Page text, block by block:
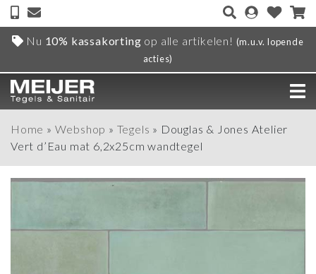
Nu 10% kassakorting op alle artikelen! (m.u.v. lopende
acties)
Home » Webshop » Tegels » Douglas & Jones Atelier
Vert d’Eau mat 6,2x25cm wandtegel